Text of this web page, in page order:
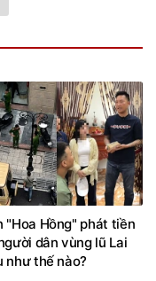
"Hoa Hồng" phát tiền
dân vùng lũ Lai
như thế nào?